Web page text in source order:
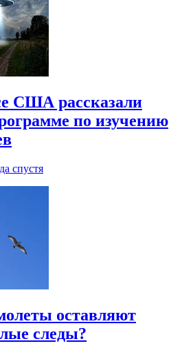
США рассказали
по изучению
спустя
оставляют
следы?